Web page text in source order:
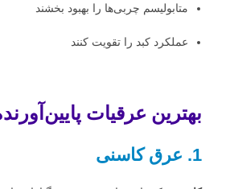
متابولیسم چربی‌ها را بهبود بخشند
عملکرد کبد را تقویت کنند
بهترین عرقیات
1. عرق کاسنی